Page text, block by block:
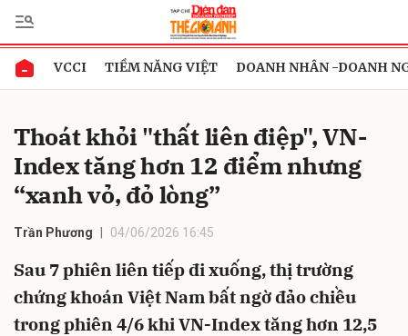
VCCI TIỀM NĂNG VIỆT DOANH NHÂN -DOANH
Thoát khỏi "thất liên điệp", VN-
Index tăng hơn 12 điểm nhưng
“xanh vỏ, đỏ lòng”
Trần Phương 04/06/2026 16:45
Sau 7 phiên liên tiếp đi xuống, thị trường
chứng khoán Việt Nam bất ngờ đảo chiều
trong phiên 4/6 khi VN-Index tăng hơn 12,5
Gửi bình luận
Hủy Gửi